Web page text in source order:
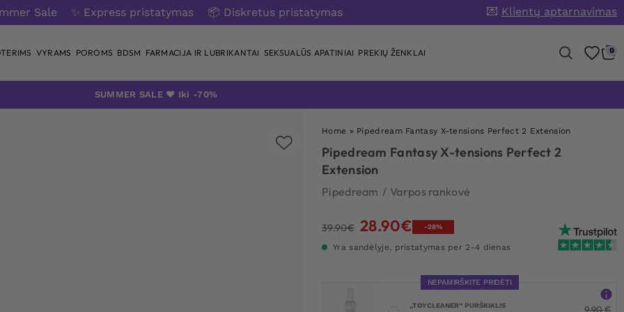
Sale ✨ Express pristatymas 📦 Diskretus pristatymas 💌 Klientų aptarnavimas
VYRAMS POROMS BDSM FARMACIJA IR LUBRIKANTAI SEKSUALŪS APATINIAI PREKIŲ ŽENKLAI 0
SUMMER SALE ❤️ Iki -70%
Home » Pipedream Fantasy X-tensions Perfect 2 Extension
Pipedream Fantasy X-tensions Perfect 2
Extension
Pipedream / Varpos rankovė
39.90€ Original
was:
28.90€Current
-28%
Yra sandėlyje, pristatymas per 2-4 dienas
NEPAMIRŠKITE PRIDĖTI
„TOYCLEANER“ PURŠKIKLIS 9.90€